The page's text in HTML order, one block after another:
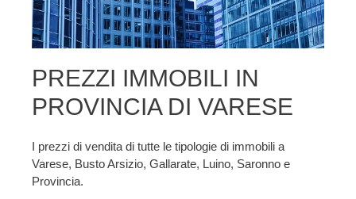
PREZZI IMMOBILI IN
PROVINCIA DI VARESE
I prezzi di vendita di tutte le tipologie di immobili a
Varese, Busto Arsizio, Gallarate, Luino, Saronno e
Provincia.